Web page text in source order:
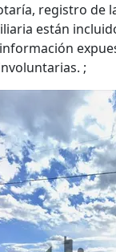
registro de
están
;